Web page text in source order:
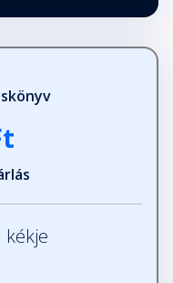
kékje